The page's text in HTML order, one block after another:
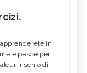
in
e pesce per
rischio di